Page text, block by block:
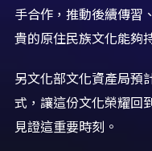
手合作，推動後續傳習
貴的原住民族文化能夠
另文化部文化資產局預
式，讓這份文化榮耀回
見證這重要時刻。